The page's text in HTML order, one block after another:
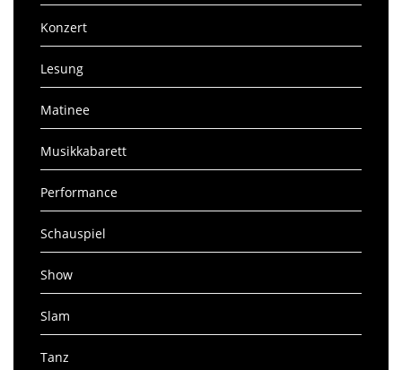
Konzert
Lesung
Matinee
Musikkabarett
Performance
Schauspiel
Show
Slam
Tanz